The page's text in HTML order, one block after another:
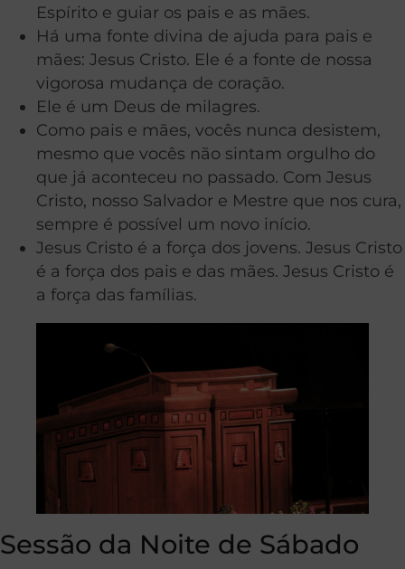
Espírito e guiar os pais e as mães.
Há uma fonte divina de ajuda para pais e
mães: Jesus Cristo. Ele é a fonte de nossa
vigorosa mudança de coração.
Ele é um Deus de milagres.
Como pais e mães, vocês nunca desistem,
mesmo que vocês não sintam orgulho do
que já aconteceu no passado. Com Jesus
Cristo, nosso Salvador e Mestre que nos cura,
sempre é possível um novo início.
Jesus Cristo é a força dos jovens. Jesus Cristo
é a força dos pais e das mães. Jesus Cristo é
a força das famílias.
Sessão da Noite de Sábado